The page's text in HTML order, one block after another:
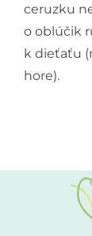
ceruzku
o oblúčik
k dieťaťu
hore).